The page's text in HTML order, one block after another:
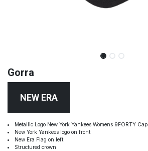
Gorra
NEW ERA
Metallic Logo New York Yankees Womens 9FORTY Cap
New York Yankees logo on front
New Era Flag on left
Structured crown